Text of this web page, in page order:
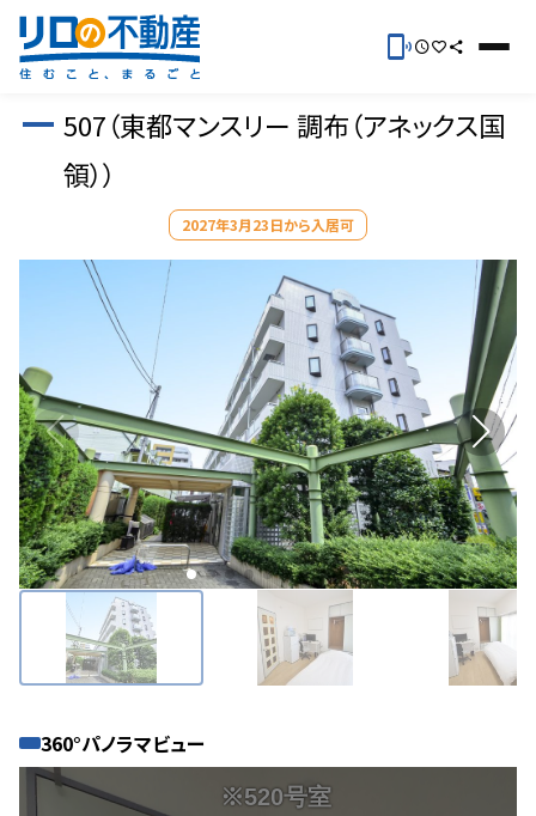
507（東都マンスリー 調布（アネックス国
領））
2027年3月23日から入居可
360°パノラマビュー